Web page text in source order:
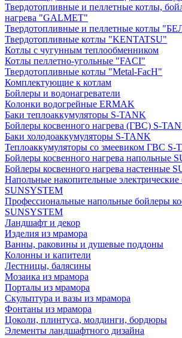
Твердотопливные и пеллетные котлы,
нагрева "GALMET"
Твердотопливные и пеллетные котлы
Твердотопливные котлы "KENTATSU"
Котлы с чугунным теплообменником
Котлы пеллетно-угольные "FACI"
Твердотопливные котлы "Metal-FacH"
Комплектующие к котлам
Бойлеры и водонагреватели
Колонки водогрейные ERMAK
Баки теплоаккумуляторы S-TANK
Бойлеры косвенного нагрева (ГВС) S-
Баки холодоаккумуляторы S-TANK
Теплоаккумуляторы со змеевиком ГВС S-
Бойлеры косвенного нагрева напольные
Бойлеры косвенного нагрева настенные
Напольные накопительные
SUNSYSTEM
Профессиональные напольные бойлеры
SUNSYSTEM
Ландшафт и декор
Изделия из мрамора
Ванны, раковины и душевые поддоны
Колонны и капители
Лестницы, балясины
Мозаика из мрамора
Порталы из мрамора
Скульптура и вазы из мрамора
Фонтаны из мрамора
Цоколи, плинтуса, молдинги, бордюры
Элементы ландшафтного дизайна